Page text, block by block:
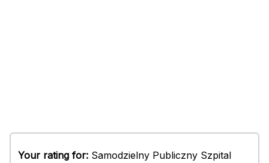
Your rating for: Samodzielny Publiczny Szpital